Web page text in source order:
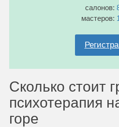
салонов:
мастеров:
Сколько стоит
психотерапия
горе